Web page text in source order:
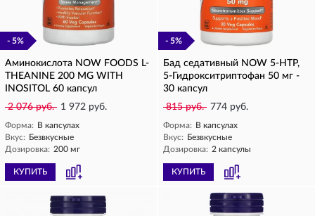
- 5%
Аминокислота NOW FOODS L-
THEANINE 200 MG WITH
INOSITOL 60 капсул
2 076 руб. 1 972 руб.
Форма: В капсулах
Вкус: Безвкусные
Дозировка: 200 мг
КУПИТЬ
- 5%
Бад седативный NOW 5-HTP,
5-Гидрокситриптофан 50 мг -
30 капсул
815 руб. 774 руб.
Форма: В капсулах
Вкус: Безвкусные
Дозировка: 2 капсулы
КУПИТЬ